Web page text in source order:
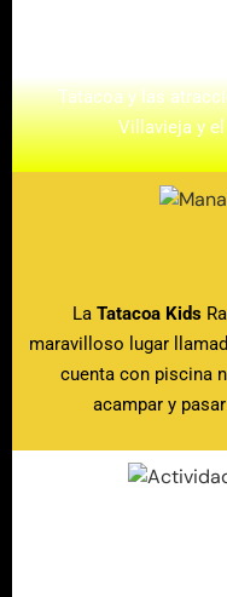
Tatacoa y las
Villavieja y
La Tatacoa Kids
maravilloso lugar
cuenta con piscina
acampar y